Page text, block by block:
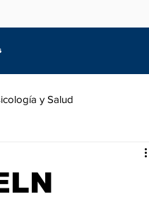
y Salud